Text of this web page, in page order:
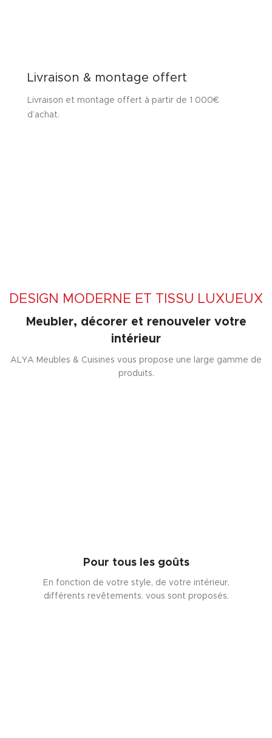
Livraison & montage offert
Livraison et montage offert à partir de 1 000€
d’achat.
DESIGN MODERNE ET TISSU LUXUEUX
Meubler, décorer et renouveler votre
intérieur
ALYA Meubles & Cuisines vous propose une large gamme de
produits.
Pour tous les goûts
En fonction de votre style, de votre intérieur,
différents revêtements. vous sont proposés.